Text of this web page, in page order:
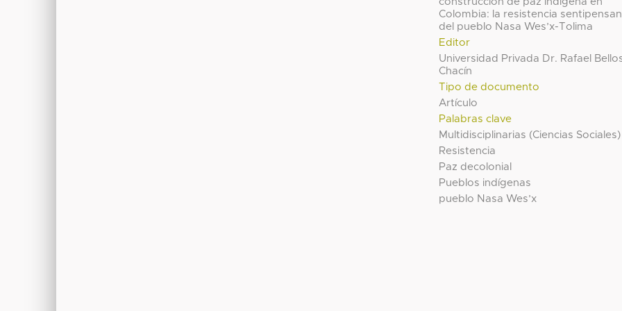
Colombia: la resistencia
del pueblo Nasa Wes’x-Tolima
Editor
Universidad Privada Dr. Rafael
Chacín
Tipo de documento
Artículo
Palabras clave
Multidisciplinarias (Ciencias Sociales)
Resistencia
Paz decolonial
Pueblos indígenas
pueblo Nasa Wes’x